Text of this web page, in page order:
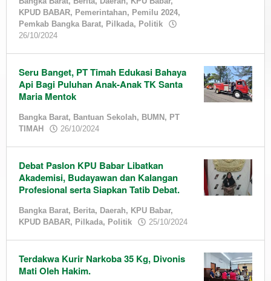
KPUD BABAR, Pemerintahan, Pemilu 2024,
Pemkab Bangka Barat, Pilkada, Politik
26/10/2024
Seru Banget, PT Timah Edukasi Bahaya
Api Bagi Puluhan Anak-Anak TK Santa
Maria Mentok
Bangka Barat, Bantuan Sekolah, BUMN , PT
TIMAH
26/10/2024
Debat Paslon KPU Babar Libatkan
Akademisi, Budayawan dan Kalangan
Profesional serta Siapkan Tatib Debat.
Bangka Barat, Berita, Daerah, KPU Babar,
KPUD BABAR, Pilkada, Politik 25/10/2024
Terdakwa Kurir Narkoba 35 Kg, Divonis
Mati Oleh Hakim.